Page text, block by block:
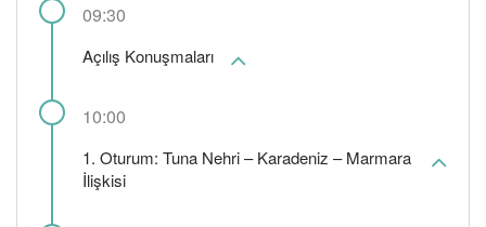
09:30
Açılış Konuşmaları
10:00
1. Oturum: Tuna Nehri – Karadeniz – Marmara
İlişkisi